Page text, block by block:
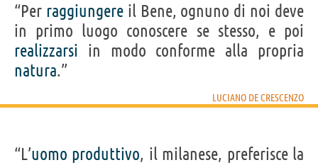
“Per raggiungereil Bene, ognuno di noi deve
in primo luogo conoscere se stesso, e poi
realizzarsi in modo conforme alla propria
natura.”
LUCIANO DE CRESCENZO
“L’uomo produttivo, il milanese, preferisce la